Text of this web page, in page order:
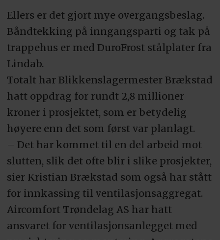
Ellers er det gjort mye overgangsbeslag.
Båndtekking på inngangsparti og tak på
trappehus er med DuroFrost stålplater fra
Lindab.
Totalt har Blikkenslagermester Brækstad
hatt oppdrag for rundt 2,8 millioner
kroner i prosjektet, som er betydelig
høyere enn det som først var planlagt.
– Det har kommet til en del arbeid mot
slutten, slik det ofte blir i slike prosjekter,
sier Kristian Brækstad som også har stått
for innkassing til ventilasjonsaggregat.
Aircomfort Trøndelag AS har hatt
ansvaret for ventilasjonsanlegget med